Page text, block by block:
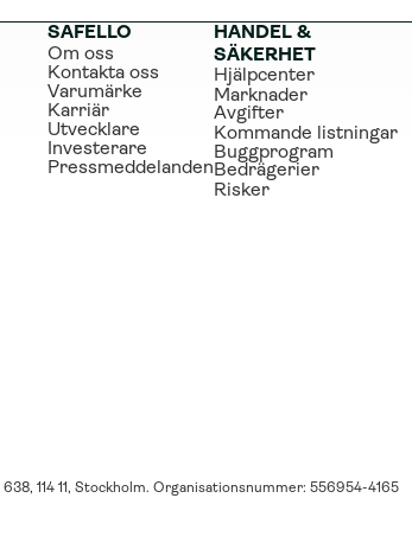
SAFELLO
Om oss
Kontakta oss
Varumärke
Karriär
Utvecklare
Investerare
Pressmeddelanden
HANDEL &
SÄKERHET
Hjälpcenter
Marknader
Avgifter
Kommande listningar
Buggprogram
Bedrägerier
Risker
114 11, Stockholm. Organisationsnummer: 556954-4165